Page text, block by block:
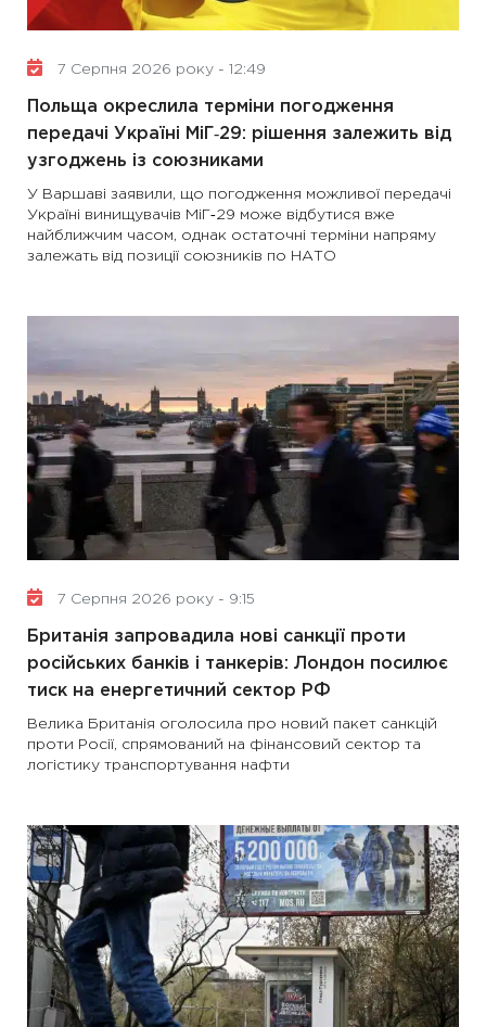
7 Серпня 2026 року - 12:49
Польща окреслила терміни погодження
передачі Україні МіГ‑29: рішення залежить від
узгоджень із союзниками
У Варшаві заявили, що погодження можливої передачі
Україні винищувачів МіГ‑29 може відбутися вже
найближчим часом, однак остаточні терміни напряму
залежать від позиції союзників по НАТО
7 Серпня 2026 року - 9:15
Британія запровадила нові санкції проти
російських банків і танкерів: Лондон посилює
тиск на енергетичний сектор РФ
Велика Британія оголосила про новий пакет санкцій
проти Росії, спрямований на фінансовий сектор та
логістику транспортування нафти